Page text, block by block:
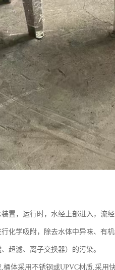
置，运行时，水经上部进入，流
化学吸附，除去水体中异味、有
超滤、离子交换器）的污染。
体采用不锈钢或UPVC材质,采用